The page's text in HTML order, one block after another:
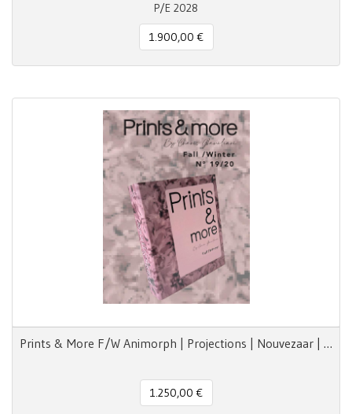
P/E 2028
1.900,00 €
Prints & More F/W Animorph | Projections | Nouvezaar | Royal Paradox
1.250,00 €